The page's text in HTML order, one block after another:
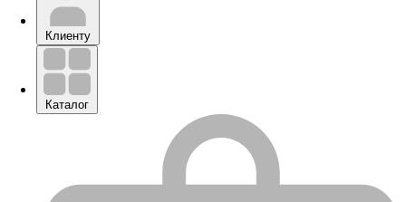
Клиенту
Каталог